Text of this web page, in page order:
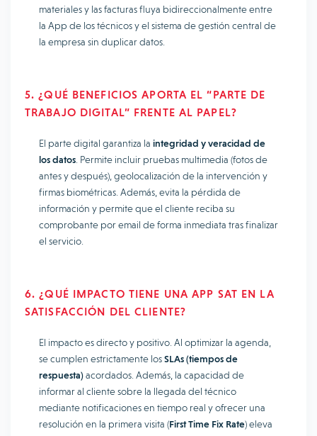
materiales y las facturas fluya bidireccionalmente entre
la App de los técnicos y el sistema de gestión central de
la empresa sin duplicar datos.
5. ¿QUÉ BENEFICIOS APORTA EL “PARTE DE
TRABAJO DIGITAL” FRENTE AL PAPEL?
El parte digital garantiza la integridad y veracidad de
los datos . Permite incluir pruebas multimedia (fotos de
antes y después), geolocalización de la intervención y
firmas biométricas. Además, evita la pérdida de
información y permite que el cliente reciba su
comprobante por email de forma inmediata tras finalizar
el servicio.
6. ¿QUÉ IMPACTO TIENE UNA APP SAT EN LA
SATISFACCIÓN DEL CLIENTE?
El impacto es directo y positivo. Al optimizar la agenda,
se cumplen estrictamente losSLAs (tiempos de
respuesta)acordados. Además, la capacidad de
informar al cliente sobre la llegada del técnico
mediante notificaciones en tiempo real y ofrecer una
resolución en la primera visita (First Time Fix Rate) eleva